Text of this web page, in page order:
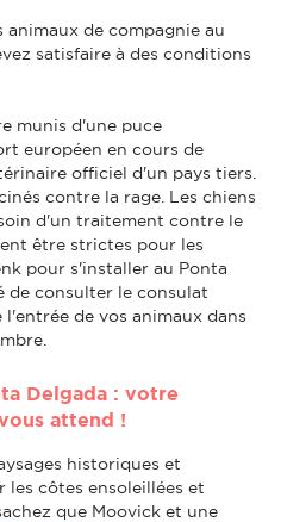
de compagnie au
satisfaire à des conditions
munis d'une puce
européen en cours de
officiel d'un pays tiers.
contre la rage. Les chiens
d'un traitement contre le
être strictes pour les
pour s'installer au Ponta
de consulter le consulat
de vos animaux dans
Delgada : votre
attend !
historiques et
les côtes ensoleillées et
que Moovick et une